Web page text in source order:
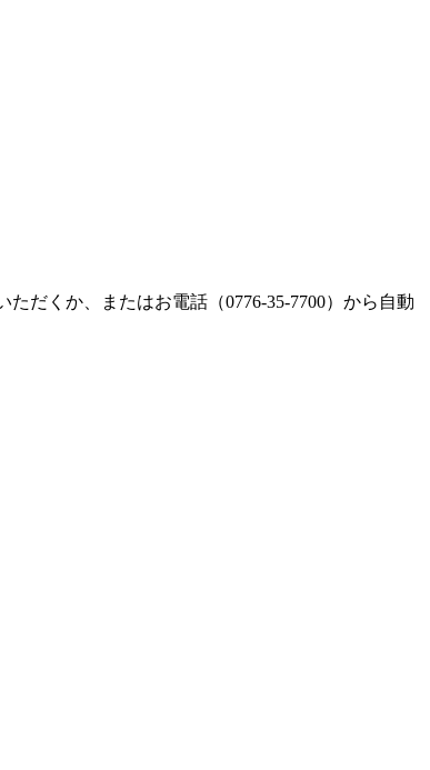
だくか、またはお電話（0776-35-7700）から自動